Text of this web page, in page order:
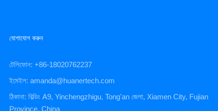
যোগাযোগ করুন
টেলিফোন: +86-18020762237
ইমেইল: amanda@huanertech.com
ঠিকানা: বিল্ডিং A9, Yinchengzhigu, Tong'an জেলা, Xiamen City, Fujian
Province, China